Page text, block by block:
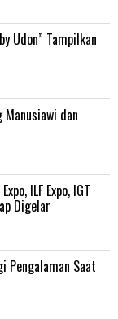
Udon” Tampilkan
Manusiawi dan
ILF Expo, IGT
Digelar
Pengalaman Saat